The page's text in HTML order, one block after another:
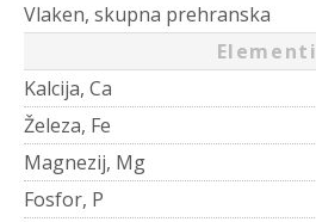
Vlaken, skupna prehranska
Elementi
Kalcija, Ca
Železa, Fe
Magnezij, Mg
Fosfor, P